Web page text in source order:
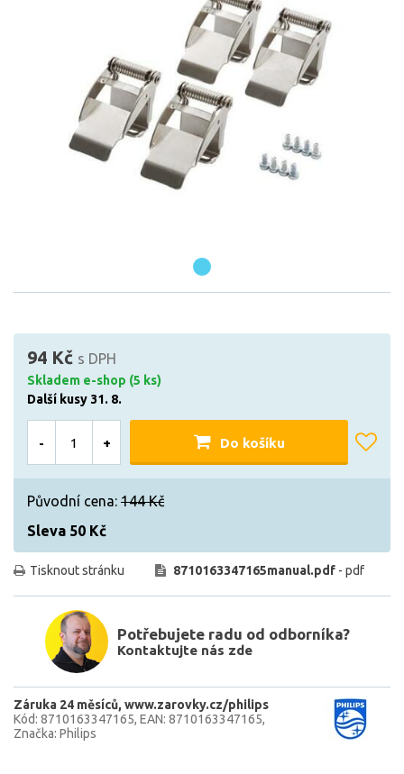
94 Kč s DPH
Skladem e-shop (5 ks)
Další kusy 31. 8.
- + Do košíku
Původní cena: 144 Kč
Sleva 50 Kč
Tisknout stránku 8710163347165manual.pdf - pdf
Potřebujete radu od odborníka?
Kontaktujte nás zde
Záruka 24 měsíců www.zarovky.cz/philips
Kód: 8710163347165 EAN: 8710163347165
Značka: Philips